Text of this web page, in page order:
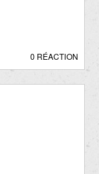
0 RÉACTION